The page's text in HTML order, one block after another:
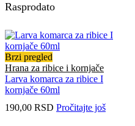
Rasprodato
Brzi pregled
Hrana za ribice i kornjače
Larva komarca za ribice I
kornjače 60ml
190,00 RSD Pročitajte još